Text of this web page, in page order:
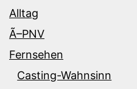
Alltag
Ã–PNV
Fernsehen
Casting-Wahnsinn